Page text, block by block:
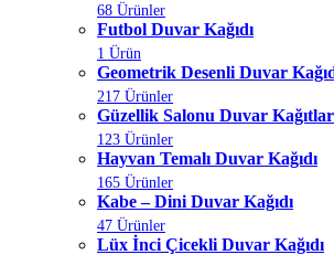
68 Ürünler
Futbol Duvar Kağıdı
1 Ürün
Geometrik Desenli Duvar
217 Ürünler
Güzellik Salonu Duvar
123 Ürünler
Hayvan Temalı Duvar Kağıdı
165 Ürünler
Kabe – Dini Duvar Kağıdı
47 Ürünler
Lüx İnci Çicekli Duvar Kağıdı